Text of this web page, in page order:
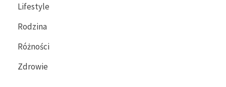
Lifestyle
Rodzina
Różności
Zdrowie